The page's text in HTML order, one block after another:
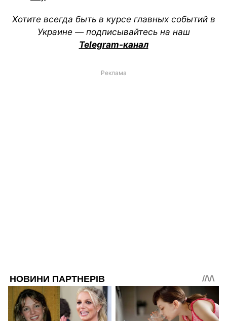
Хотите всегда быть в курсе главных событий в
Украине — подписывайтесь на наш
Telegram-канал
Реклама